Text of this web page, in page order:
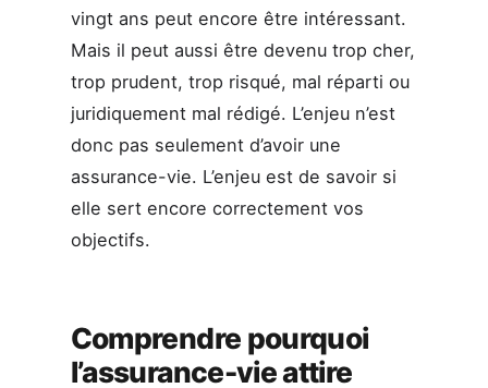
vingt ans peut encore être intéressant.
Mais il peut aussi être devenu trop cher,
trop prudent, trop risqué, mal réparti ou
juridiquement mal rédigé. L’enjeu n’est
donc pas seulement d’avoir une
assurance-vie. L’enjeu est de savoir si
elle sert encore correctement vos
objectifs.
Comprendre pourquoi
l’assurance-vie attire